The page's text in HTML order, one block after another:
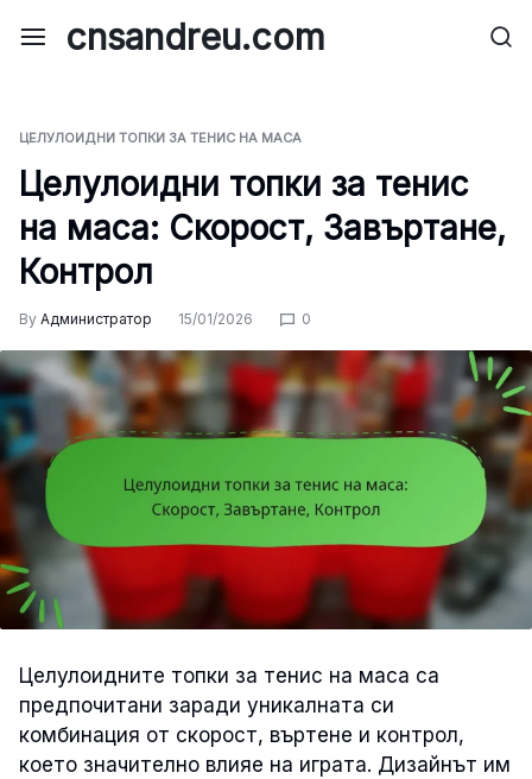
cnsandreu.com
ЦЕЛУЛОИДНИ ТОПКИ ЗА ТЕНИС НА МАСА
Целулоидни топки за тенис
на маса: Скорост, Завъртане,
Контрол
By Администратор 15/01/2026 0
Целулоидните топки за тенис на маса са
предпочитани заради уникалната си
комбинация от скорост, въртене и контрол,
което значително влияе на играта. Дизайнът им